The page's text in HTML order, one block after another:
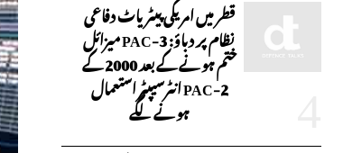
قطر میں امریکی پیٹریاٹ دفاعی
نظام پر دباؤ: PAC-3 میزائل
ختم ہونے کے بعد 2000 کے
PAC-2 انٹرسیپٹر استعمال
ہونے لگے